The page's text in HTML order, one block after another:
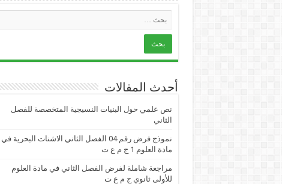
أحدث المقالات
نص علمي حول البنيات النسيجية المتخصصة للفصل
الثاني
نموذج فرض رقم 04 الفصل الثاني الاشنات البحرية في
مادة العلوم 1 ج م ع ت
مراجعة شاملة لفرض الفصل الثاني في مادة العلوم
للأولى ثانوي ج م ع ت